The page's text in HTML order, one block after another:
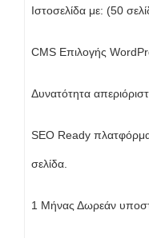
Ιστοσελίδα με: (50
CMS Επιλογής
Δυνατότητα
SEO Ready
σελίδα.
1 Μήνας Δωρεάν